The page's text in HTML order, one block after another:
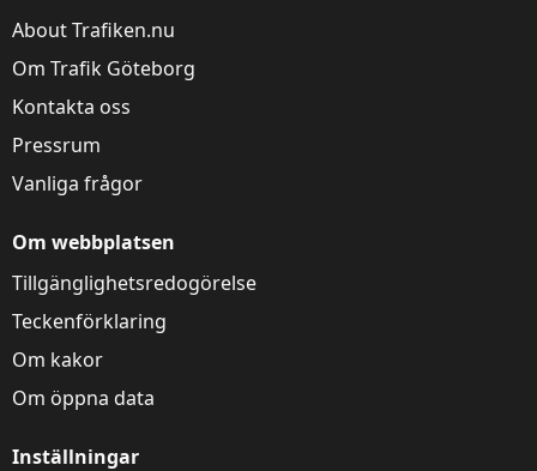
inställningar på
Visa detaljer
About Trafiken.nu
Om Trafik Göteborg
Kontakta oss
Pressrum
Vanliga frågor
Om webbplatsen
Tillgänglighetsredogörelse
Teckenförklaring
Om kakor
Om öppna data
Inställningar